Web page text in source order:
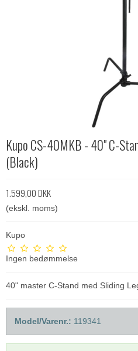
Kupo CS-40MKB - 40" C-
(Black)
1.599,00 DKK
(ekskl. moms)
Kupo
Ingen bedømmelse
40" master C-Stand med Sliding
Model/Varenr.: 119341